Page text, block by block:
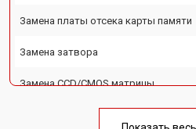
Замена платы отсека карты памяти
Замена затвора
Замена CCD/CMOS матрицы